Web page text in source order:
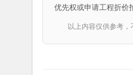
优先权或申请工程折价
以上内容仅供参考